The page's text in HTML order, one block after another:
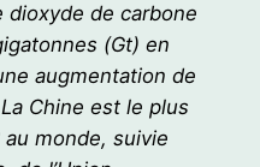
dioxyde de carbone
(Gt) en
augmentation de
Chine est le plus
monde, suivie